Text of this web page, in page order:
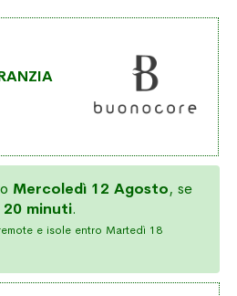
Mercoledì 12 Agosto, se
20 minuti.
e isole entro Martedì 18